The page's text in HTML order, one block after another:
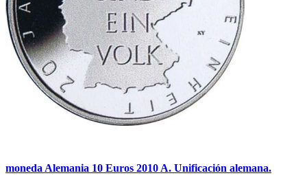
moneda Alemania 10 Euros 2010 A. Unificación alemana.